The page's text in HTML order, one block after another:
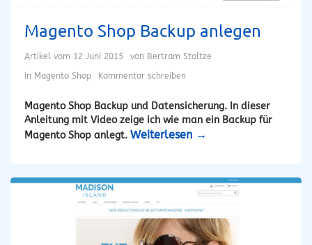
Magento Shop Backup anlegen
Artikel vom 12 Juni 2015 von Bertram Stoltze
in Magento Shop Kommentar schreiben
Magento Shop Backup und Datensicherung. In dieser
Anleitung mit Video zeige ich wie man ein Backup für
Magento Shop anlegt. Weiterlesen →